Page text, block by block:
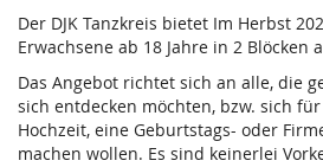
Der DJK Tanzkreis bietet Im Herbst
Erwachsene ab 18 Jahre in 2 Blöcken
Das Angebot richtet sich an alle, die
sich entdecken möchten, bzw. sich
Hochzeit, eine Geburtstags- oder
machen wollen. Es sind keinerlei